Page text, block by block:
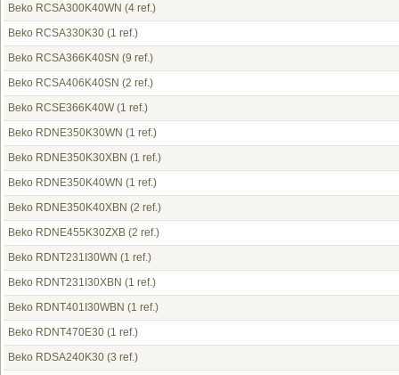
Beko RCSA300K40WN (4 ref.)
Beko RCSA330K30 (1 ref.)
Beko RCSA366K40SN (9 ref.)
Beko RCSA406K40SN (2 ref.)
Beko RCSE366K40W(1 ref.)
Beko RDNE350K30WN (1 ref.)
Beko RDNE350K30XBN (1 ref.)
Beko RDNE350K40WN (1 ref.)
Beko RDNE350K40XBN (2 ref.)
Beko RDNE455K30ZXB (2 ref.)
Beko RDNT231I30WN (1 ref.)
Beko RDNT231I30XBN (1 ref.)
Beko RDNT401I30WBN (1 ref.)
Beko RDNT470E30 (1 ref.)
Beko RDSA240K30 (3 ref.)